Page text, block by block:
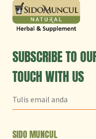
SUBSCRIBE TO
TOUCH WITH US
SIDO MUNCUL